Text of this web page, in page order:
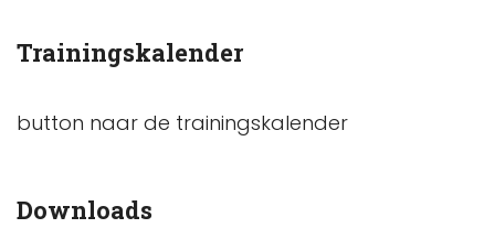
Trainingskalender
button naar de trainingskalender
Downloads